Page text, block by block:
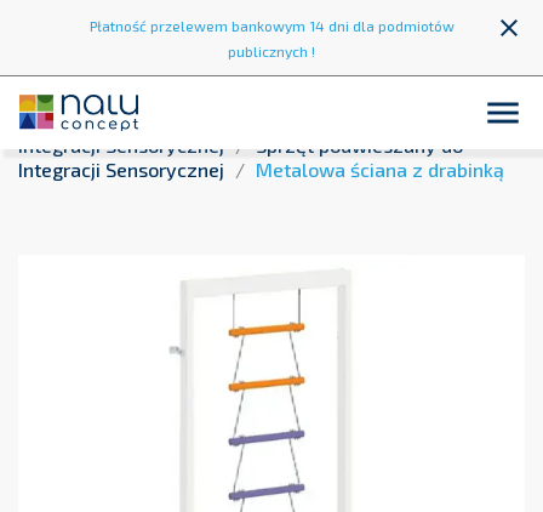
Płatność przelewem bankowym 14 dni dla podmiotów
publicznych !
close

Strona główna
Sprzęt do
Integracji Sensorycznej
Sprzęt podwieszany do
Integracji Sensorycznej
Metalowa ściana z drabinką